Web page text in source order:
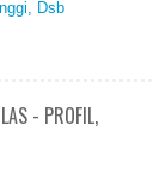
Dsb
- PROFIL,